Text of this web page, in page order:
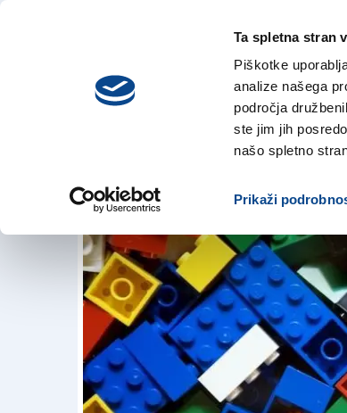
Ta spletna stran
Piškotke
analize našega
področja
ste jim jih
našo spletno
Prikaži
četrtek,
6. avgusta
Lego z
4. sep. 2018 | 14:45